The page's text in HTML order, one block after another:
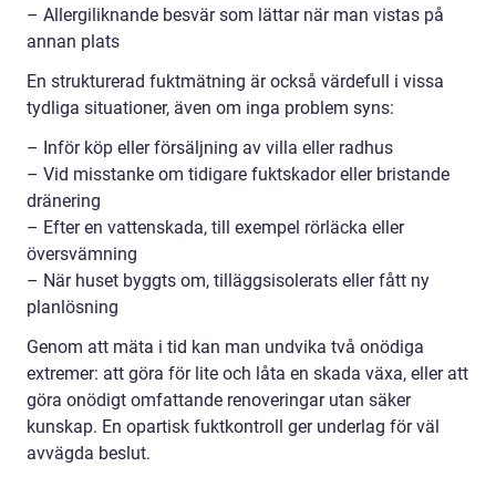
– Allergiliknande besvär som lättar när man vistas på
annan plats
En strukturerad fuktmätning är också värdefull i vissa
tydliga situationer, även om inga problem syns:
– Inför köp eller försäljning av villa eller radhus
– Vid misstanke om tidigare fuktskador eller bristande
dränering
– Efter en vattenskada, till exempel rörläcka eller
översvämning
– När huset byggts om, tilläggsisolerats eller fått ny
planlösning
Genom att mäta i tid kan man undvika två onödiga
extremer: att göra för lite och låta en skada växa, eller att
göra onödigt omfattande renoveringar utan säker
kunskap. En opartisk fuktkontroll ger underlag för väl
avvägda beslut.